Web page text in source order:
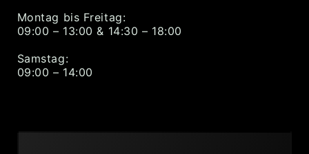
Montag bis Freitag:
09:00 – 13:00 & 14:30 – 18:00
Samstag:
09:00 – 14:00